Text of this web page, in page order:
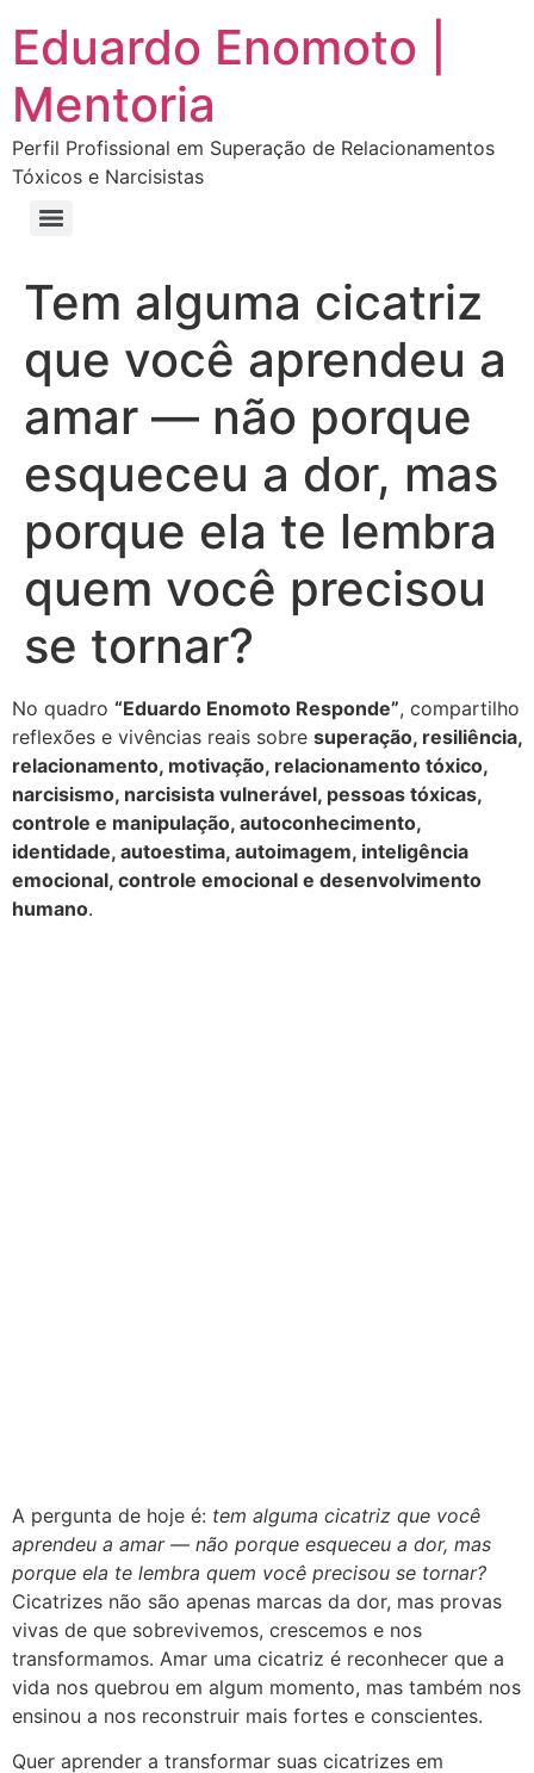
Eduardo Enomoto |
Mentoria
Perfil Profissional em Superação de Relacionamentos
Tóxicos e Narcisistas
Tem alguma cicatriz
que você aprendeu a
amar — não porque
esqueceu a dor, mas
porque ela te lembra
quem você precisou
se tornar?
No quadro “Eduardo Enomoto Responde”, compartilho
reflexões e vivências reais sobre superação, resiliência,
relacionamento, motivação, relacionamento tóxico,
narcisismo, narcisista vulnerável, pessoas tóxicas,
controle e manipulação, autoconhecimento,
identidade, autoestima, autoimagem, inteligência
emocional, controle emocional e desenvolvimento
humano.
A pergunta de hoje é: tem alguma cicatriz que você
aprendeu a amar — não porque esqueceu a dor, mas
porque ela te lembra quem você precisou se tornar?
Cicatrizes não são apenas marcas da dor, mas provas
vivas de que sobrevivemos, crescemos e nos
transformamos. Amar uma cicatriz é reconhecer que a
vida nos quebrou em algum momento, mas também nos
ensinou a nos reconstruir mais fortes e conscientes.
Quer aprender a transformar suas cicatrizes em